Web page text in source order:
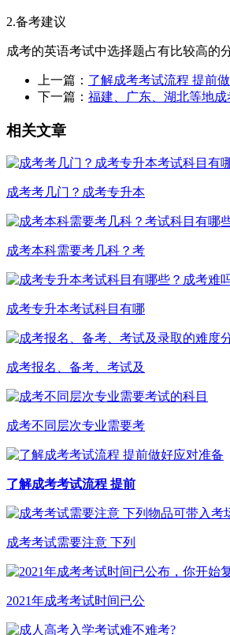
2.备考建议
成考的英语考试中选择题占有比较高的
上一篇： 了解成考考试流程 提前
下一篇： 福建、广东、湖北等地
相关文章
成考考几门？成考专升本
成考本科需要考几科？考
成考专升本考试科目有哪
成考报名、备考、考试及
成考不同层次专业需要考
了解成考考试流程 提前
成考考试需要注意 下列
2021年成考考试时间已公